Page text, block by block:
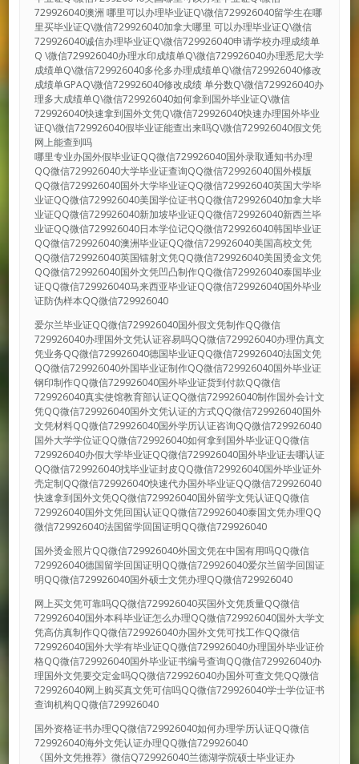
729926040澳洲 哪里可以办理毕业证Q\微信729926040留学生在哪
里买毕业证Q\微信729926040加拿大哪里 可以办理毕业证Q\微信
729926040诚信办理毕业证Q\微信729926040申请学校办理成绩单
Q \微信729926040办理水印成绩单Q\微信729926040办理悉尼大学
成绩单Q\微信729926040多伦多办理成绩单Q\微信729926040修改
成绩单GPAQ\微信729926040修改成绩 单分数Q\微信729926040办
理多大成绩单Q\微信729926040如何拿到国外毕业证Q\微信
729926040快速拿到国外文凭Q\微信729926040快速办理国外毕业
证Q\微信729926040假毕业证能查出来吗Q\微信729926040假文凭
网上能查到吗
哪里专业办国外假毕业证QQ微信729926040国外录取通知书办理
QQ微信729926040大学毕业证查询QQ微信729926040国外模版
QQ微信729926040国外大学毕业证QQ微信729926040英国大学毕
业证QQ微信729926040美国学位证书QQ微信729926040加拿大毕
业证QQ微信729926040新加坡毕业证QQ微信729926040新西兰毕
业证QQ微信729926040日本学位记QQ微信729926040韩国毕业证
QQ微信729926040澳洲毕业证QQ微信729926040美国高校文凭
QQ微信729926040英国镭射文凭QQ微信729926040美国烫金文凭
QQ微信729926040国外文凭凹凸制作QQ微信729926040泰国毕业
证QQ微信729926040马来西亚毕业证QQ微信729926040国外毕业
证防伪样本QQ微信729926040
爱尔兰毕业证QQ微信729926040国外假文凭制作QQ微信
729926040办理国外文凭认证容易吗QQ微信729926040办理仿真文
凭业务QQ微信729926040德国毕业证QQ微信729926040法国文凭
QQ微信729926040外国毕业证制作QQ微信729926040国外毕业证
钢印制作QQ微信729926040国外毕业证货到付款QQ微信
729926040真实使馆教育部认证QQ微信729926040制作国外会计文
凭QQ微信729926040国外文凭认证的方式QQ微信729926040国外
文凭材料QQ微信729926040国外学历认证咨询QQ微信729926040
国外大学学位证QQ微信729926040如何拿到国外毕业证QQ微信
729926040办假大学毕业证QQ微信729926040国外毕业证去哪认证
QQ微信729926040找毕业证封皮QQ微信729926040国外毕业证外
壳定制QQ微信729926040快速代办国外毕业证QQ微信729926040
快速拿到国外文凭QQ微信729926040国外留学文凭认证QQ微信
729926040国外文凭回国认证QQ微信729926040泰国文凭办理QQ
微信729926040法国留学回国证明QQ微信729926040
国外烫金照片QQ微信729926040外国文凭在中国有用吗QQ微信
729926040德国留学回国证明QQ微信729926040爱尔兰留学回国证
明QQ微信729926040国外硕士文凭办理QQ微信729926040
网上买文凭可靠吗QQ微信729926040买国外文凭质量QQ微信
729926040国外本科毕业证怎么办理QQ微信729926040国外大学文
凭高仿真制作QQ微信729926040办国外文凭可找工作QQ微信
729926040国外大学有毕业证QQ微信729926040办理国外毕业证价
格QQ微信729926040国外毕业证书编号查询QQ微信729926040办
理国外文凭要交定金吗QQ微信729926040办国外可查文凭QQ微信
729926040网上购买真文凭可信吗QQ微信729926040学士学位证书
查询机构QQ微信729926040
国外资格证书办理QQ微信729926040如何办理学历认证QQ微信
729926040海外文凭认证办理QQ微信729926040
《国外文凭推荐》微信Q729926040兰德湖学院硕士毕业证办